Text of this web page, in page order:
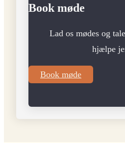
Book møde
Lad os mødes og
hjælpe
Book møde